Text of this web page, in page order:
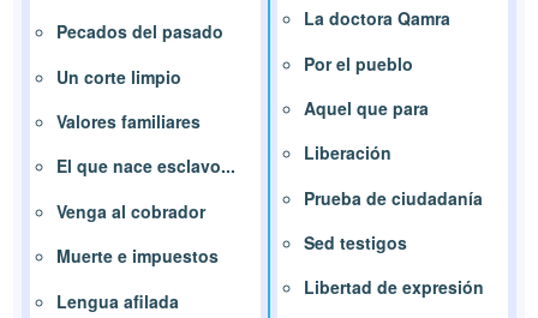
Pecados del pasado
Un corte limpio
Valores familiares
El que nace esclavo...
Venga al cobrador
Muerte e impuestos
Lengua afilada
La doctora Qamra
Por el pueblo
Aquel que para
Liberación
Prueba de ciudadanía
Sed testigos
Libertad de expresión